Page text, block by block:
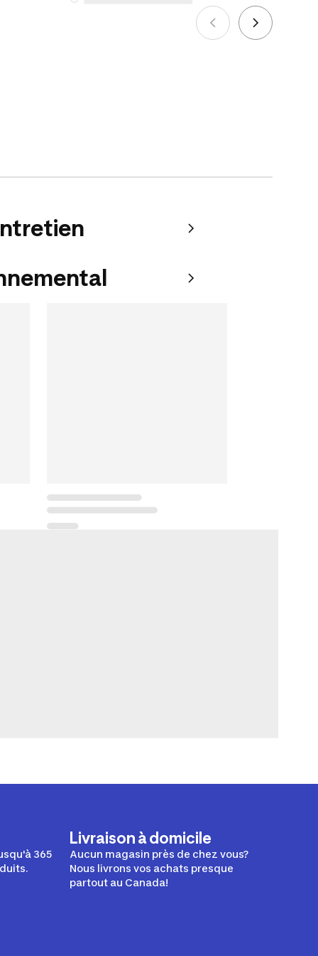
effectués à compter du 5 octobre 2025.
365
Livraison à domicile
Aucun magasin près de chez vous?
Nous livrons vos achats presque
partout au Canada!